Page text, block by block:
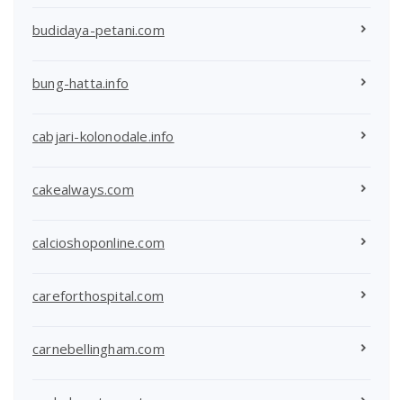
budidaya-petani.com
bung-hatta.info
cabjari-kolonodale.info
cakealways.com
calcioshoponline.com
careforthospital.com
carnebellingham.com